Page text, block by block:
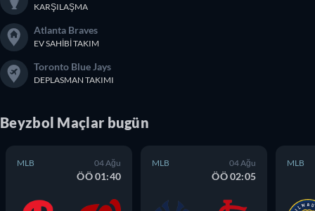
KARŞILAŞMA
Atlanta Braves
EV SAHIBI TAKIM
Toronto Blue Jays
DEPLASMAN TAKIMI
Beyzbol Maçlar bugün
MLB 04 Ağu
ÖÖ 01:40
MLB 04 Ağu
ÖÖ 02:05
MLB